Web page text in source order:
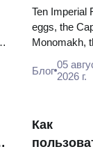
яйца
троны и
одеяния
Ten Imperial
eggs, the
Monomakh,
double
boy tsars
Блог 05
2026 г.
Как